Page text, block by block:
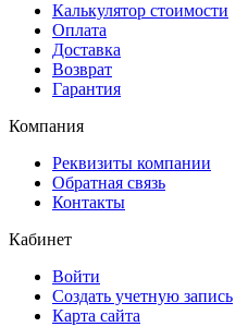
Калькулятор стоимости
Оплата
Доставка
Возврат
Гарантия
Компания
Реквизиты компании
Обратная связь
Контакты
Кабинет
Войти
Создать учетную запись
Карта сайта